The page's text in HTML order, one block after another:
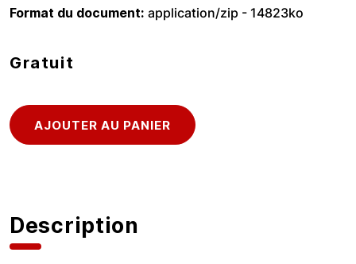
Format du document application/zip - 14823ko
Gratuit
Description